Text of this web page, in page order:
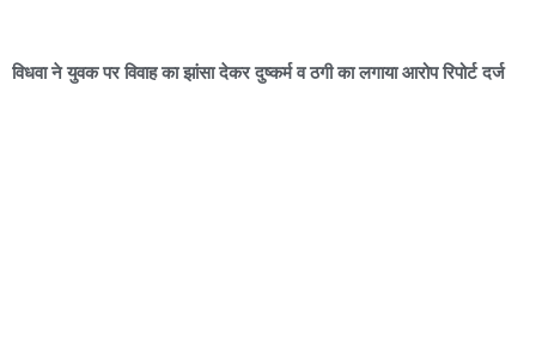
विधवा ने युवक पर विवाह का झांसा देकर दुष्कर्म व ठगी का लगाया आरोप रिपोर्ट दर्ज